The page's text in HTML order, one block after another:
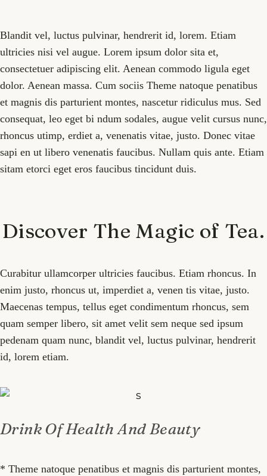
Blandit vel, luctus pulvinar, hendrerit id, lorem. Etiam
ultricies nisi vel augue. Lorem ipsum dolor sita et,
consectetuer adipiscing elit. Aenean commodo ligula eget
dolor. Aenean massa. Cum sociis Theme natoque penatibus
et magnis dis parturient montes, nascetur ridiculus mus. Sed
consequat, leo eget bi ndum sodales, augue velit cursus nunc,
rhoncus utimp, erdiet a, venenatis vitae, justo. Donec vitae
sapi en ut libero venenatis faucibus. Nullam quis ante. Etiam
sitam etorci eget eros faucibus tincidunt duis.
Discover The Magic of Tea.
Curabitur ullamcorper ultricies faucibus. Etiam rhoncus. In
enim justo, rhoncus ut, imperdiet a, venen tis vitae, justo.
Maecenas tempus, tellus eget condimentum rhoncus, sem
quam semper libero, sit amet velit sem neque sed ipsum
pedenam quam nunc, blandit vel, luctus pulvinar, hendrerit
id, lorem etiam.
Drink Of Health And Beauty
* Theme natoque penatibus et magnis dis parturient montes,